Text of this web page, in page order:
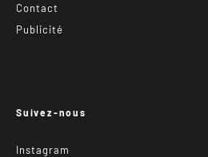
Contact
Publicité
Suivez-nous
Instagram